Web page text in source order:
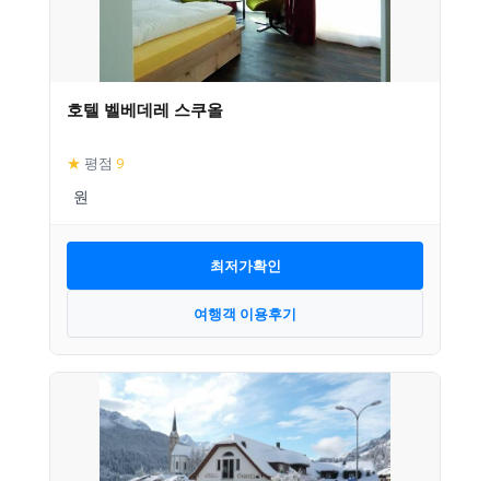
호텔 벨베데레 스쿠올
★ 평점 9
최저가확인
여행객 이용후기